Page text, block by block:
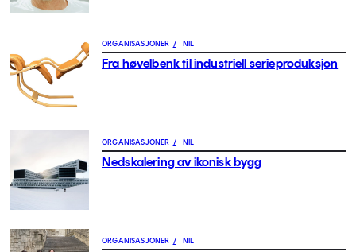
ORGANISASJONER / NIL
Fra høvel­benk til indus­triell serieproduksjon
ORGANISASJONER / NIL
Ned­ska­ler­ing av ikonisk bygg
ORGANISASJONER / NIL